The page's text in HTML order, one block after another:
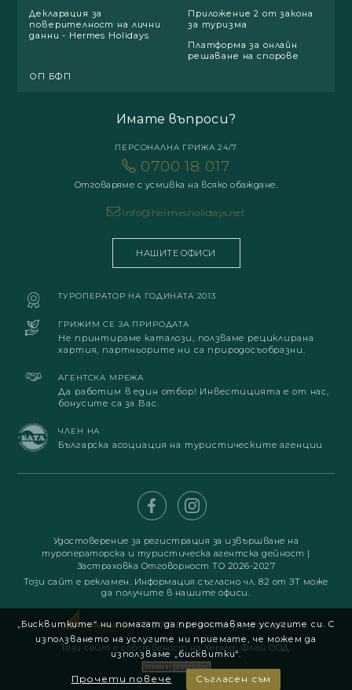
Декларация за
поверителност на лични
данни - Hermes Holidays
Приложение 2 от закона
за туризма
Платформа за онлайн
решаване на спорове
ОП БФП
Имате въпроси?
ПЕРСОНАЛНА ГРИЖА 24/7
0700 18 017
Отговаряме с усмивка на всяко обаждане.
info@hermesholidays.net
НАШИТЕ ОФИСИ
ТУРОПЕРАТОР НА ГОДИНАТА 2013
ГРИЖИМ СЕ ЗА ПРИРОДАТА
Не принтираме каталози, ползваме рециклирана
хартия, партньорите ни са природосъобразни.
АГЕНТСКА МРЕЖА
Да работим в един отбор! Инвестицията е от нас,
бонусите са за Вас.
ЧЛЕН НА
Българска асоциация на туристическите агенции
Удостоверение за регистрация за извършване на
туроператорска и туристическа агентска дейност |
Застраховка Отговорност ТО 2026-2027
Този сайт е рекламен. Информация съгласно чл. 82 от ЗТ може
да получите в нашите офиси.
© 2019. Всички права запазени
Този сайт е собственост на Хермес Флай ООД.
„Бисквитките“ ни помагат да предоставяме услугите си. С
използването на услугите ни приемате, че можем да
използваме „бисквитки“.
Прочети повече Съгласен съм